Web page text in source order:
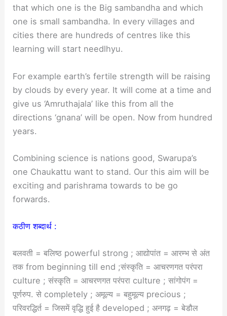
that which one is the Big sambandha and which
one is small sambandha. In every villages and
cities there are hundreds of centres like this
learning will start needlhyu.
For example earth’s fertile strength will be raising
by clouds by every year. It will come at a time and
give us ‘Amruthajala’ like this from all the
directions ‘gnana’ will be open. Now from hundred
years.
Combining science is nations good, Swarupa’s
one Chaukattu want to stand. Our this aim will be
exciting and parishrama towards to be go
forwards.
कठीण शब्दार्थ :
बलवती = बलिष्ठ powerful strong ; आद्योपांत = आरम्भ से अंत
तक from beginning till end ;संस्कृति = आचरणगत परंपरा
culture ; संस्कृति = आचरणगत परंपरा culture ; सांगोपंग =
पूर्णरुप. से completely ; अमूल्य = बहुमूल्य precious ;
परिवरद्धिर्त = जिसमें वृद्धि हुई है developed ; अनगढ़ = बेडौल